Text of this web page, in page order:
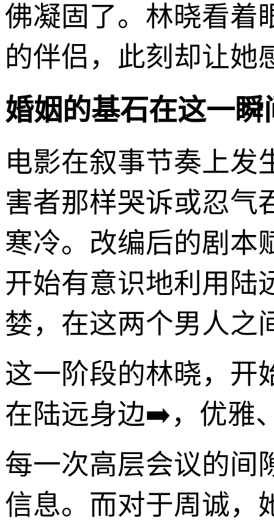
佛凝固了。林晓看着
的伴侣，此刻却让她
婚姻的基石在这一
电影在叙事节奏上发
害者那样哭诉或忍气
寒冷。改编后的剧本
开始有意识地利用陆
婪，在这两个男人之
这一阶段的林晓，开
在陆远身边➡️，优雅
每一次高层会议的间
信息。而对于周诚，